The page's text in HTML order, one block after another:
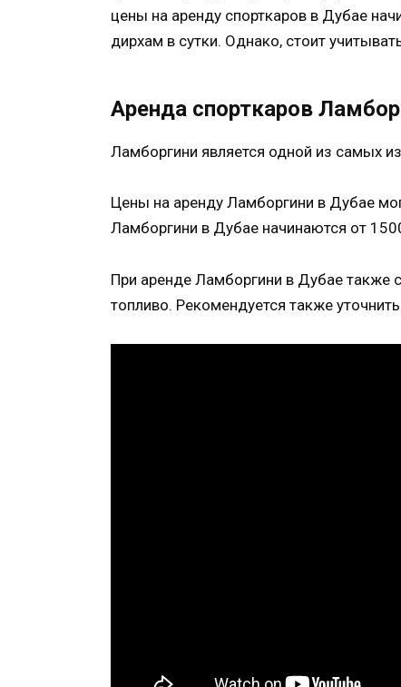
цены на аренду спорткаров в Дубае
дирхам в сутки. Однако, стоит
Аренда спорткаров
Ламборгини является одной из самых
Цены на аренду Ламборгини в Дубае
Ламборгини в Дубае начинаются от
При аренде Ламборгини в Дубае также
топливо. Рекомендуется также